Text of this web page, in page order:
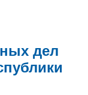
дел